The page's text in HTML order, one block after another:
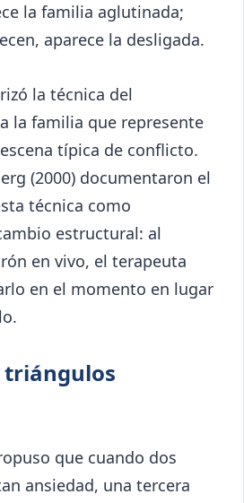
la familia aglutinada;
aparece la desligada.
la técnica del
la familia que represente
típica de conflicto.
(2000) documentaron el
técnica como
estructural: al
en vivo, el terapeuta
en el momento en lugar
triángulos
que cuando dos
ansiedad, una tercera